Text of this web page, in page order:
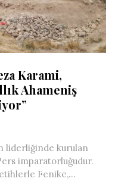
Karami,
Ahameniş
liderliğinde kurulan
imparatorluğudur.
Fenike,...